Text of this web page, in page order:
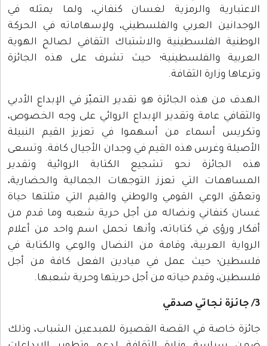
الاعتبارية والرمزية لغسان كنفاني، ولما يمثله في
الوجدانين العربي والفلسطيني، ولإسهاماته في الحركة
الوطنية الفلسطينية والاشتباك الثقافي لصالح الهوية
العربية والفلسطينية؛ حيث تشرف على هذه الجائزة
وترعاها وزارة الثقافة.
الهدف من هذه الجائزة هو تقدير التميّز في الإبداع الأدبي
والثقافي عامة وتقدير الإبداع الروائي على وجه الخصوص،
وتكريس أسماء من أسهموا في تعزيز القيم النبيلة
الأصيلة وغرس هذه القيم في وجدان الأجيال كافة. وتسعى
هذه الجائزة نحو تشجيع الكتابة الروائية وتقدير
المساهمات التي تعزز التوجهات الجمالية والحضارية،
وتعمّق الوعي القومي والوطني والقيم التي مثلتها حياة
غسان كنفاني ونضاله من أجل حرية شعبه وما قدم من
أفكار ورؤى في كتاباته، وأنها تحمل اسم واحد من أعلام
الرواية العربية، وقامة من النضال والوعي والكتابة في
فلسطين؛ حيث عمل في ميادين الفعل كافة من أجل
فلسطين، وقدم حياته من أجل حريتها وحرية شعبها.
3/ جائزة نجاتي صدقي
جائزة خاصة في القصة القصيرة للمبدعين الشباب، وذلك